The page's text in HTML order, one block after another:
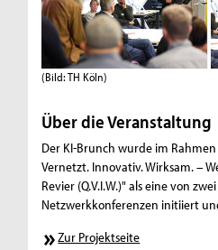
(Bild: TH Köln)
Über die Veranstaltung
Der KI-Brunch wurde im
Vernetzt. Innovativ. Wirksam. –
Revier (Q.V.I.W.)" als eine von
Netzwerkkonferenzen initiiert
Zur Projektseite